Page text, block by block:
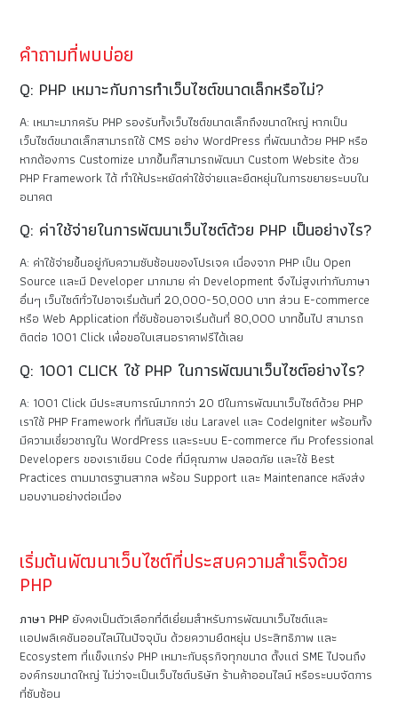
คำถามที่พบบ่อย
Q: PHP เหมาะกับการทำเว็บไซต์ขนาดเล็กหรือไม่?
A: เหมาะมากครับ PHP รองรับทั้งเว็บไซต์ขนาดเล็กถึงขนาดใหญ่ หากเป็น
เว็บไซต์ขนาดเล็กสามารถใช้ CMS อย่าง WordPress ที่พัฒนาด้วย PHP หรือ
หากต้องการ Customize มากขึ้นก็สามารถพัฒนา Custom Website ด้วย
PHP Framework ได้ ทำให้ประหยัดค่าใช้จ่ายและยืดหยุ่นในการขยายระบบใน
อนาคต
Q: ค่าใช้จ่ายในการพัฒนาเว็บไซต์ด้วย PHP เป็นอย่างไร?
A: ค่าใช้จ่ายขึ้นอยู่กับความซับซ้อนของโปรเจค เนื่องจาก PHP เป็น Open
Source และมี Developer มากมาย ค่า Development จึงไม่สูงเท่ากับภาษา
อื่นๆ เว็บไซต์ทั่วไปอาจเริ่มต้นที่ 20,000-50,000 บาท ส่วน E-commerce
หรือ Web Application ที่ซับซ้อนอาจเริ่มต้นที่ 80,000 บาทขึ้นไป สามารถ
ติดต่อ 1001 Click เพื่อขอใบเสนอราคาฟรีได้เลย
Q: 1001 CLICK ใช้ PHP ในการพัฒนาเว็บไซต์อย่างไร?
A: 1001 Click มีประสบการณ์มากกว่า 20 ปีในการพัฒนาเว็บไซต์ด้วย PHP
เราใช้ PHP Framework ที่ทันสมัย เช่น Laravel และ CodeIgniter พร้อมทั้ง
มีความเชี่ยวชาญใน WordPress และระบบ E-commerce ทีม Professional
Developers ของเราเขียน Code ที่มีคุณภาพ ปลอดภัย และใช้ Best
Practices ตามมาตรฐานสากล พร้อม Support และ Maintenance หลังส่ง
มอบงานอย่างต่อเนื่อง
เริ่มต้นพัฒนาเว็บไซต์ที่ประสบความสำเร็จด้วย
PHP
ภาษา PHP ยังคงเป็นตัวเลือกที่ดีเยี่ยมสำหรับการพัฒนาเว็บไซต์และ
แอปพลิเคชันออนไลน์ในปัจจุบัน ด้วยความยืดหยุ่น ประสิทธิภาพ และ
Ecosystem ที่แข็งแกร่ง PHP เหมาะกับธุรกิจทุกขนาด ตั้งแต่ SME ไปจนถึง
องค์กรขนาดใหญ่ ไม่ว่าจะเป็นเว็บไซต์บริษัท ร้านค้าออนไลน์ หรือระบบจัดการ
ที่ซับซ้อน